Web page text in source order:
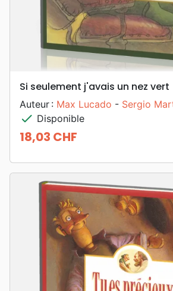
Si seulement j'avais un nez vert
Auteur : Max Lucado - Sergio
check Disponible
Prix
18,03 CHF